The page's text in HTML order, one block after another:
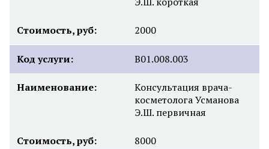
Стоимость, руб: 2000
Код услуги: B01.008.003
Наименование:
Консультация врача-
косметолога Усманова
Э.Ш. первичная
Стоимость, руб: 8000